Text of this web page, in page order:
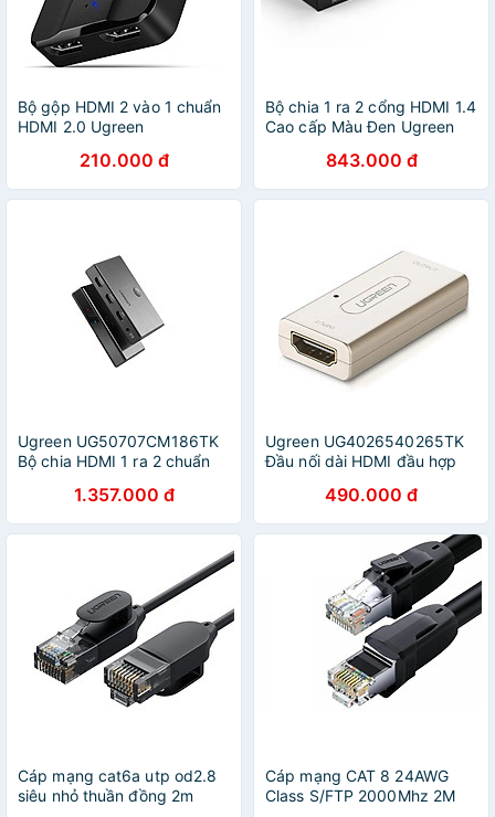
Bộ gộp HDMI 2 vào 1 chuẩn
HDMI 2.0 Ugreen
210.000 đ
Bộ chia 1 ra 2 cổng HDMI 1.4
Cao cấp Màu Đen Ugreen
843.000 đ
Ugreen UG50707CM186TK
Bộ chia HDMI 1 ra 2 chuẩn
1.357.000 đ
Ugreen UG4026540265TK
Đầu nối dài HDMI đầu hợp
490.000 đ
Cáp mạng cat6a utp od2.8
siêu nhỏ thuần đồng 2m
Cáp mạng CAT 8 24AWG
Class S/FTP 2000Mhz 2M